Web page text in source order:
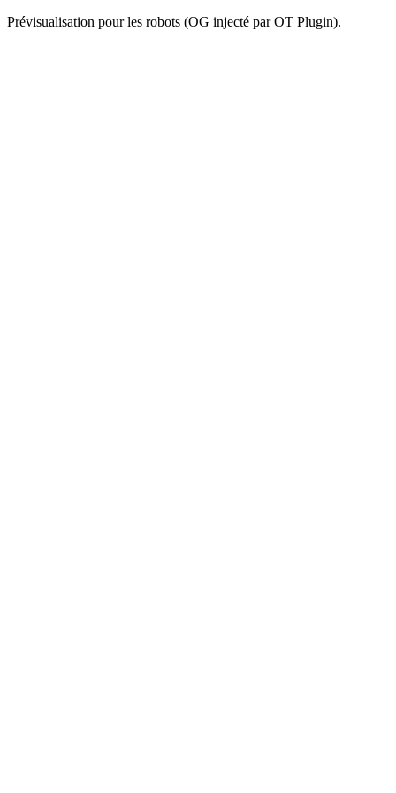
Prévisualisation pour les robots (OG injecté par OT Plugin).